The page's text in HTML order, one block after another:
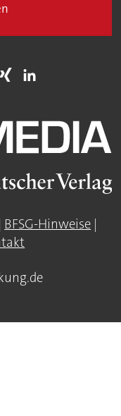
BFSG-Hinweise